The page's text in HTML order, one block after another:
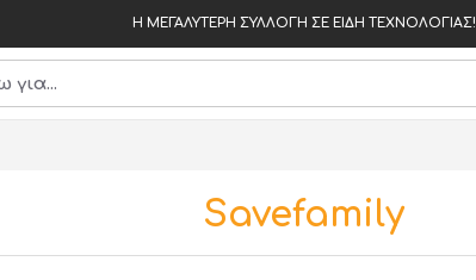
Η ΜΕΓΑΛΥΤΕΡΗ ΣΥΛΛΟΓΗ ΣΕ ΕΙΔΗ ΤΕΧΝΟΛΟΓΙΑΣ!
Savefamily